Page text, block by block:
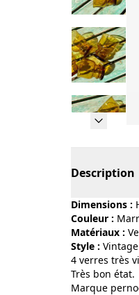
Description
Dimensions :
Couleur :
Matériaux :
Style :
vintage
4 verres très
Très bon état.
Marque